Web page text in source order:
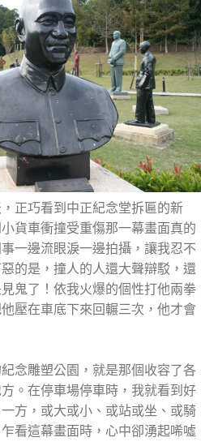
正巧看到中正紀念堂拆匾的新
貨車衝撞受重傷那一幕畫面真的
一邊流眼淚一邊拍攝，讓我忍不
的是，撞人的人還大聲辯駁，還
鬼了！依我火爆的個性打他兩拳
壓在車底下來回輾三次，他才會
念雕塑公園，就是那個收容了各
。在停車場停車時，我就看到好
方，或大或小、或站或坐、或騎
看這幕畫面時，心中卻湧起唏噓